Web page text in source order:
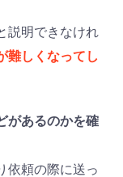
説明できなけれ
難しくなってし
があるのかを確
依頼の際に送っ